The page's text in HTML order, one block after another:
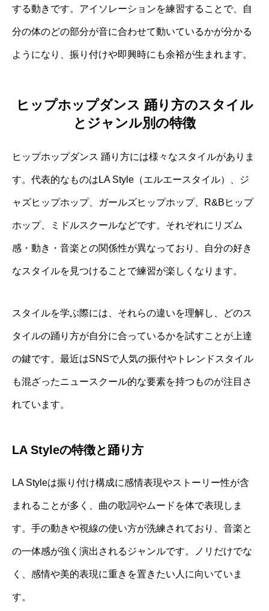
する動きです。アイソレーションを練習することで、自
分の体のどの部分が音に合わせて動いているかが分かる
ようになり、振り付けや即興時にも余裕が生まれます。
ヒップホップダンス 踊り方のスタイル
とジャンル別の特徴
ヒップホップダンス 踊り方には様々なスタイルがありま
す。代表的なものはLA Style（エルエースタイル）、ジ
ャズヒップホップ、ガールズヒップホップ、R&Bヒップ
ホップ、ミドルスクールなどです。それぞれにリズム
感・動き・音楽との関係性が異なっており、自分の好き
なスタイルを見つけることで練習が楽しくなります。
スタイルを学ぶ際には、それらの違いを理解し、どのス
タイルの踊り方が自分に合っているかを試すことが上達
の鍵です。最近はSNSで人気の振付やトレンドスタイル
も混ざったニュースクール的な要素を持つものが注目さ
れています。
LA Styleの特徴と踊り方
LA Styleは振り付け構成に感情表現やストーリー性が含
まれることが多く、曲の歌詞やムードを体で表現しま
す。手の動きや視線の使い方が洗練されており、音楽と
の一体感が強く演出されるジャンルです。ノリだけでな
く、感情や美的表現に重きを置きたい人に向いていま
す。